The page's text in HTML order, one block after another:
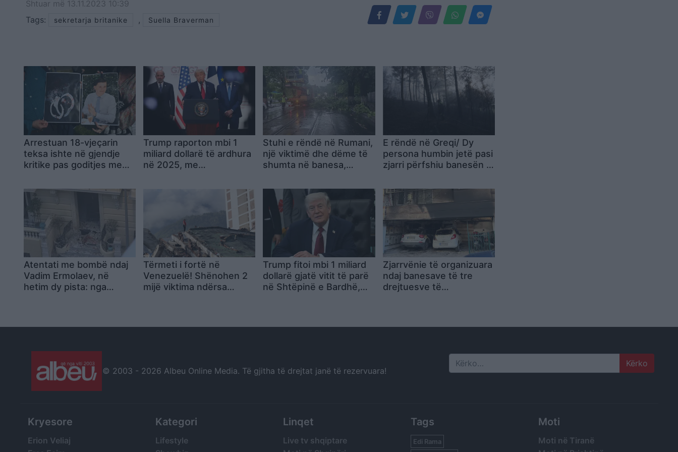
Shtuar më 13.11.2023 10:39
Tags:
sekretarja britanike , Suella Braverman
Arrestuan 18-vjeçarin
teksa ishte në gjendje
kritike pas goditjes me
nën hetim për shkelje të
Trump raporton mbi 1
miliard dollarë të ardhura
në 2025, me
Stuhi e rëndë në Rumani,
një viktimë dhe dëme të
shumta në banesa,
infrastrukturor
E rëndë në Greqi/ Dy
persona humbin jetë pasi
zjarri përfshiu banesën e
Atentati me bombë ndaj
Vadim Ermolaev, në
hetim dy pista: nga
Tërmeti i fortë në
Venezuelë! Shënohen 2
mijë viktima ndërsa
Trump fitoi mbi 1 miliard
dollarë gjatë vitit të parë
në Shtëpinë e Bardhë,
Zjarrvënie të organizuara
ndaj banesave të tre
drejtuesve të
© 2003 - 2026 Albeu Online Media. Të gjitha të drejtat janë të rezervuara! Search
Kryesore
Erion Veliaj
Kategori
Lifestyle
Linqet
Live tv shqiptare
Tags
Edi Rama
Moti
Moti në Tiranë